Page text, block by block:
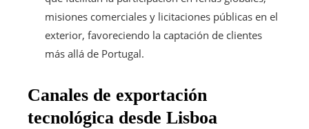
misiones comerciales y licitaciones públicas en el
exterior, favoreciendo la captación de clientes
más allá de Portugal.
Canales de exportación
tecnológica desde Lisboa